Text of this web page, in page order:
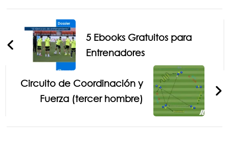
Navegación
de
entradas
5 Ebooks Gratuitos para
Entrenadores
Circuito de Coordinación y
Fuerza (tercer hombre)